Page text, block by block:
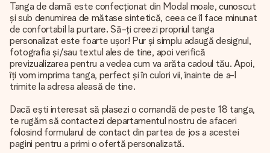
Tanga de damă este confecționat din Modal moale, cunoscut
și sub denumirea de mătase sintetică, ceea ce îl face minunat
de confortabil la purtare. Să-ți creezi propriul tanga
personalizat este foarte ușor! Pur și simplu adaugă designul,
fotografia și/sau textul ales de tine, apoi verifică
previzualizarea pentru a vedea cum va arăta cadoul tău. Apoi,
îți vom imprima tanga, perfect și în culori vii, înainte de a-l
trimite la adresa aleasă de tine.
Dacă ești interesat să plasezi o comandă de peste 18 tanga,
te rugăm să contactezi departamentul nostru de afaceri
folosind formularul de contact din partea de jos a acestei
pagini pentru a primi o ofertă personalizată.